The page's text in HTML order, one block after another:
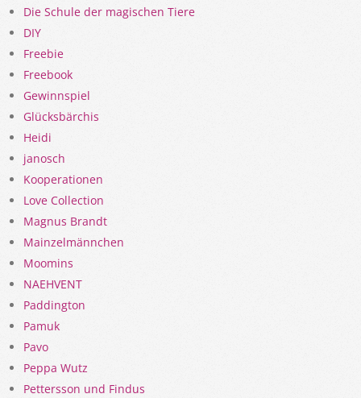
Die Schule der magischen Tiere
DIY
Freebie
Freebook
Gewinnspiel
Glücksbärchis
Heidi
janosch
Kooperationen
Love Collection
Magnus Brandt
Mainzelmännchen
Moomins
NAEHVENT
Paddington
Pamuk
Pavo
Peppa Wutz
Pettersson und Findus